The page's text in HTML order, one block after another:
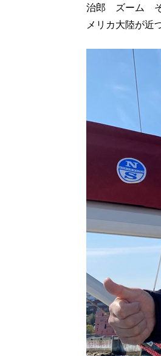
治郎 ズーム そ
メリカ大陸が近